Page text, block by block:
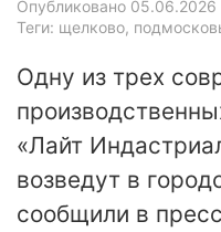
Опубликовано 05.06.2026
Теги: щелково,
Одну из трех
«Лайт
возведут в
сообщили в